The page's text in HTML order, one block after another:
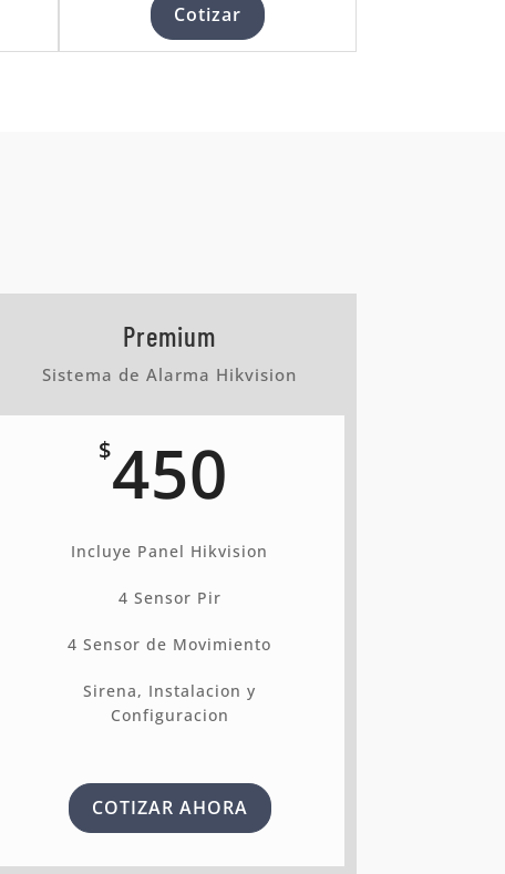
Cotizar
Premium
Sistema de Alarma Hikvision
$450
Incluye Panel Hikvision
4 Sensor Pir
4 Sensor de Movimiento
Sirena, Instalacion y
Configuracion
COTIZAR AHORA